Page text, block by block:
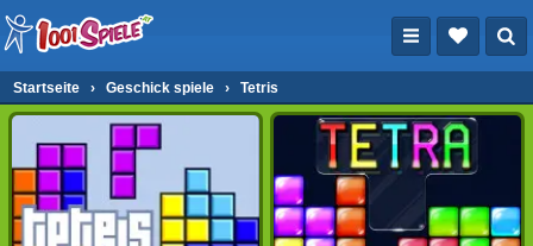
Startseite › Geschick spiele › Tetris